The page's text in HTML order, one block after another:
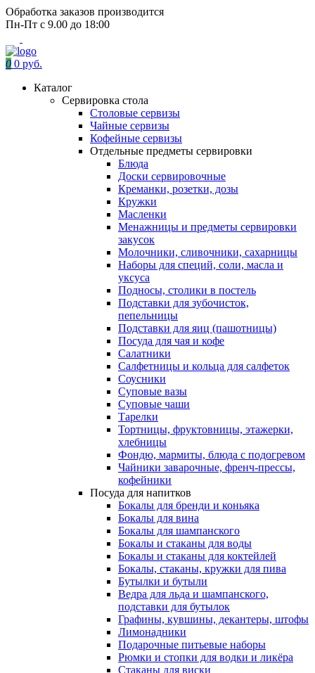
Обработка заказов производится
Пн-Пт с 9.00 до 18:00
0 0 руб.
Каталог
Сервировка стола
Столовые сервизы
Чайные сервизы
Кофейные сервизы
Отдельные предметы сервировки
Блюда
Доски сервировочные
Креманки, розетки, дозы
Кружки
Масленки
Менажницы и предметы сервировки
закусок
Молочники, сливочники, сахарницы
Наборы для специй, соли, масла и
уксуса
Подносы, столики в постель
Подставки для зубочисток,
пепельницы
Подставки для яиц (пашотницы)
Посуда для чая и кофе
Салатники
Салфетницы и кольца для салфеток
Соусники
Суповые вазы
Суповые чаши
Тарелки
Тортницы, фруктовницы, этажерки,
хлебницы
Фондю, мармиты, блюда с подогревом
Чайники заварочные, френч-прессы,
кофейники
Посуда для напитков
Бокалы для бренди и коньяка
Бокалы для вина
Бокалы для шампанского
Бокалы и стаканы для воды
Бокалы и стаканы для коктейлей
Бокалы, стаканы, кружки для пива
Бутылки и бутыли
Ведра для льда и шампанского,
подставки для бутылок
Графины, кувшины, декантеры, штофы
Лимонадники
Подарочные питьевые наборы
Рюмки и стопки для водки и ликёра
Стаканы для виски